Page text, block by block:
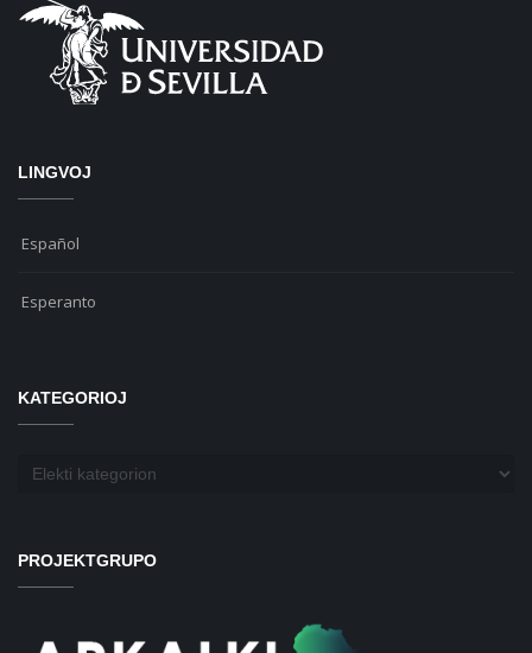
LINGVOJ
Español
Esperanto
KATEGORIOJ
Kategorioj
PROJEKTGRUPO